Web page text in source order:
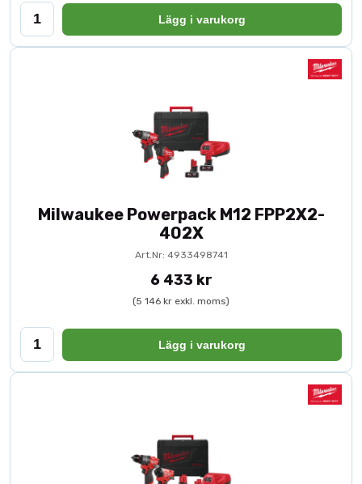
Lägg i varukorg
Milwaukee Powerpack M12 FPP2X2-
402X
Art.Nr: 4933498741
6 433 kr
(5 146 kr exkl. moms)
Lägg i varukorg